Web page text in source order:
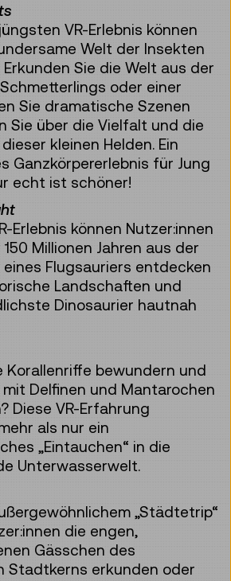
VR-Erlebnis können
Welt der Insekten
Sie die Welt aus der
oder einer
Sie dramatische Szenen
Sie über die Vielfalt und die
kleinen Helden. Ein
Ganzkörpererlebnis für Jung
echt ist schöner!
Erlebnis können Nutzer:innen
Millionen Jahren aus der
eines Flugsauriers entdecken
Landschaften und
Dinosaurier hautnah
Korallenriffe bewundern und
Delfinen und Mantarochen
Diese VR-Erfahrung
als nur ein
„Eintauchen“ in die
Unterwasserwelt.
„Städtetrip“
die engen,
Gässchen des
Stadtkerns erkunden oder